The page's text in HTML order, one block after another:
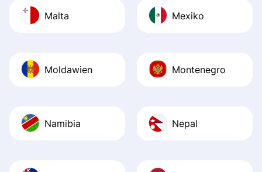
Malta Mexiko
Moldawien Montenegro
Namibia Nepal